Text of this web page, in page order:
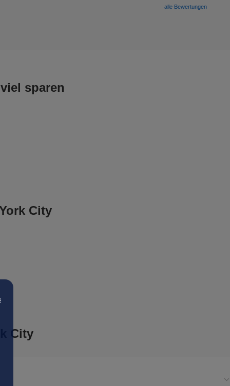
alle Bewertungen
sparen
City
City